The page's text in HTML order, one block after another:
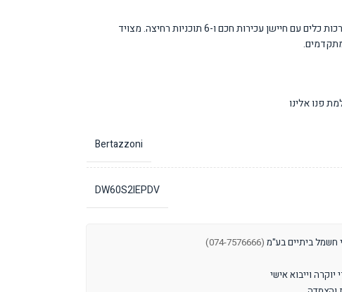
מדיח כלים Bertazzoni בנוי מלא ל-12 מערכות כלים עם חיישן עכירות חכם ו-6 תוכניות רחיצה. מצויד
פנו אלינו
Bertazzoni
DW60S2IEPDV
חשמל ביתיים בע"מ (074-7576666)